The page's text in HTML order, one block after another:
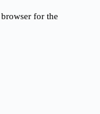
for the